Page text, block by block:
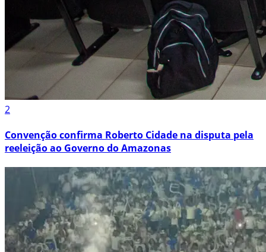
2
Convenção confirma Roberto Cidade na disputa pela
reeleição ao Governo do Amazonas